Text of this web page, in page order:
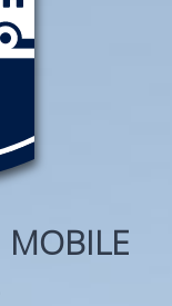
MOBILE